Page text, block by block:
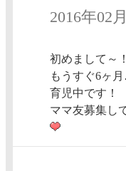
2016年02
初めまして～！
もうすぐ6ヶ
育児中です！
ママ友募集し